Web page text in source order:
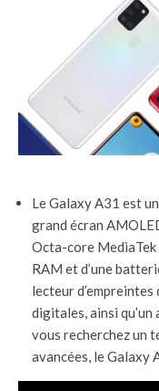
Le Galaxy A31 est
grand écran
Octa-core MediaTek
RAM et d’une
lecteur
digitales, ainsi
vous recherchez un
avancées, le Galaxy